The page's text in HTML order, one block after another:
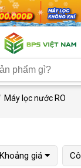
Máy lọc nước RO
Khoảng giá